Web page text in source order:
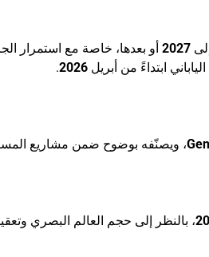
2027 أو بعدها، خاصة مع استمرار
ابتداءً من أبريل 2026
.
، ويصنّفه بوضوح ضمن مشاريع
، بالنظر إلى حجم العالم البصري وتعقيد